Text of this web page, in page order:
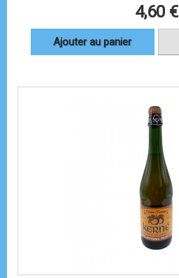
4,60 €
Ajouter au panier